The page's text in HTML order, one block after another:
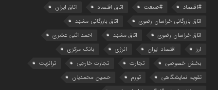
#اقتصاد #صنعت اتاق اقتصاد
اتاق ایران
اتاق بازرگانی خراسان رضوی
اتاق بازرگانی مشهد
اتاق خراسان رضوی
اتاق مشهد
احمد اثنی عشری
ارز
اقتصاد ایران انرژی
بانک مرکزی
بخش خصوصی
تجارت تجارت خارجی
ترانزیت
تقویم نمایشگاهی
تورم
حسین محمدیان